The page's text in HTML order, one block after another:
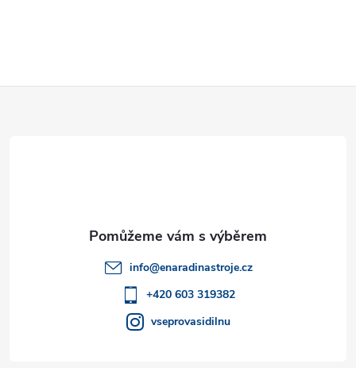
info@enaradinastroje.cz
+420 603 319382
vseprovasidilnu